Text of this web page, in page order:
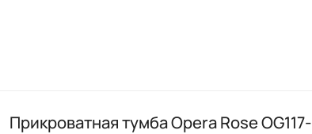
Прикроватная тумба Opera Rose OG117-